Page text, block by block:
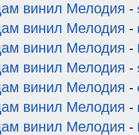
винил Мелодия -
винил Мелодия -
винил Мелодия -
винил Мелодия -
винил Мелодия -
винил Мелодия -
винил Мелодия -